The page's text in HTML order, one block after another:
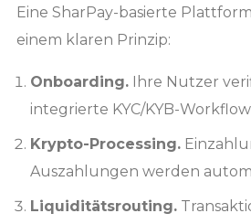
Eine SharPay-basierte
einem klaren Prinzip:
Onboarding. Ihre Nutzer
integrierte KYC/KYB-
Krypto-Processing.
Auszahlungen werden
Liquiditätsrouting.